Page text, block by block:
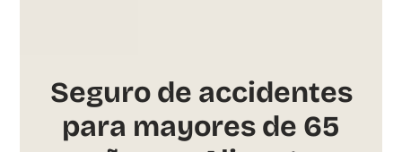
Seguro de accidentes
para mayores de 65